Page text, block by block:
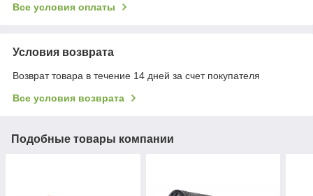
Все условия оплаты
Условия возврата
Возврат товара в течение 14 дней за счет покупателя
Все условия возврата
Подобные товары компании